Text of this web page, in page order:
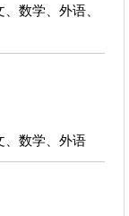
数学、外语、
、数学、外语